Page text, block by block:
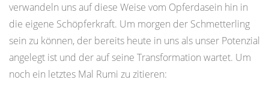
verwandeln uns auf diese Weise vom Opferdasein hin in
die eigene Schöpferkraft. Um morgen der Schmetterling
sein zu können, der bereits heute in uns als unser Potenzial
angelegt ist und der auf seine Transformation wartet. Um
noch ein letztes Mal Rumi zu zitieren: